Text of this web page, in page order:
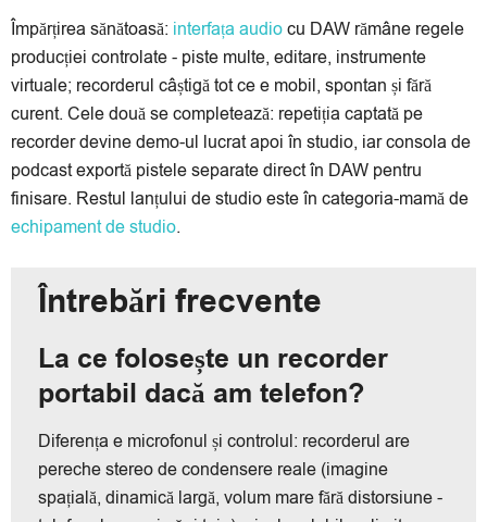
Împărțirea sănătoasă: interfața audiocu DAW rămâne regele
producției controlate - piste multe, editare, instrumente
virtuale; recorderul câștigă tot ce e mobil, spontan și fără
curent. Cele două se completează: repetiția captată pe
recorder devine demo-ul lucrat apoi în studio, iar consola de
podcast exportă pistele separate direct în DAW pentru
finisare. Restul lanțului de studio este în categoria-mamă de
echipament de studio.
Întrebări frecvente
La ce folosește un recorder
portabil dacă am telefon?
Diferența e microfonul și controlul: recorderul are
pereche stereo de condensere reale (imagine
spațială, dinamică largă, volum mare fără distorsiune -